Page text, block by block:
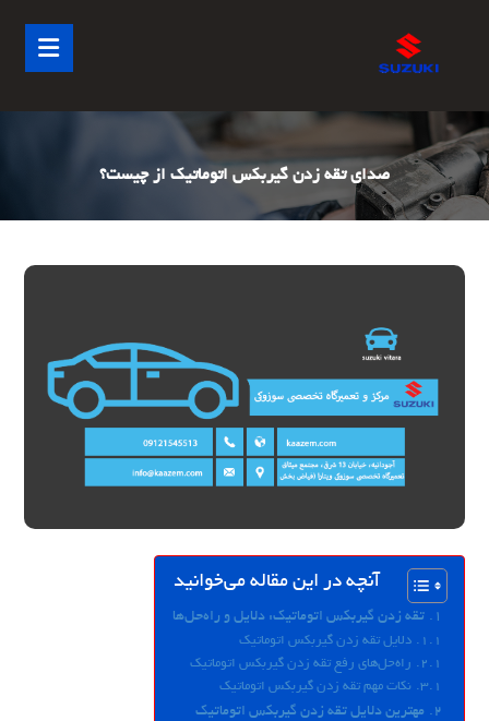
صدای تقه زدن گیربکس اتوماتیک از چیست؟
آنچه در این مقاله می‌خوانید
تقه زدن گیربکس اتوماتیک: دلایل و راه‌حل‌ها
دلایل تقه زدن گیربکس اتوماتیک
راه‌حل‌های رفع تقه زدن گیربکس اتوماتیک
نکات مهم تقه زدن گیربکس اتوماتیک
مهترین دلایل تقه زدن گیربکس اتوماتیک